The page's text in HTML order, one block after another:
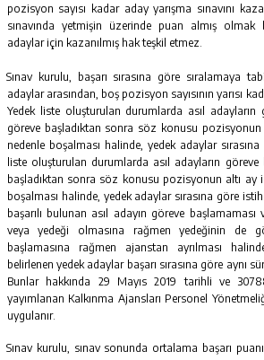
pozisyon sayısı kadar aday yarışma sınavını
sınavında yetmişin üzerinde puan almış olmak
adaylar için kazanılmış hak teşkil etmez.
Sınav kurulu, başarı sırasına göre sıralamaya
adaylar arasından, boş pozisyon sayısının yarısı
Yedek liste oluşturulan durumlarda asıl adayların
göreve başladıktan sonra söz konusu
nedenle boşalması halinde, yedek adaylar
liste oluşturulan durumlarda asıl adayların göreve
başladıktan sonra söz konusu pozisyonun altı ay
boşalması halinde, yedek adaylar sırasına göre
başarılı bulunan asıl adayın göreve
veya yedeği olmasına rağmen yedeğinin de
başlamasına rağmen ajanstan ayrılması
belirlenen yedek adaylar başarı sırasına göre aynı
Bunlar hakkında 29 Mayıs 2019 tarihli ve
yayımlanan Kalkınma Ajansları Personel
uygulanır.
Sınav kurulu, sınav sonunda ortalama başarı